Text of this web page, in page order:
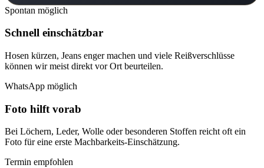
Spontan möglich
Schnell einschätzbar
Hosen kürzen, Jeans enger machen und viele Reißverschlüsse
können wir meist direkt vor Ort beurteilen.
WhatsApp möglich
Foto hilft vorab
Bei Löchern, Leder, Wolle oder besonderen Stoffen reicht oft ein
Foto für eine erste Machbarkeits-Einschätzung.
Termin empfohlen